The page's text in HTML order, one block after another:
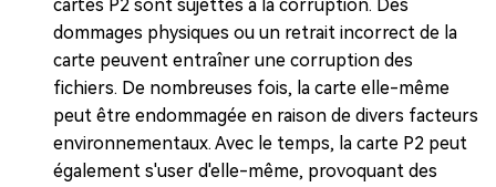
cartes P2 sont sujettes à la corruption. Des
dommages physiques ou un retrait incorrect de la
carte peuvent entraîner une corruption des
fichiers. De nombreuses fois, la carte elle-même
peut être endommagée en raison de divers facteurs
environnementaux. Avec le temps, la carte P2 peut
également s'user d'elle-même, provoquant des